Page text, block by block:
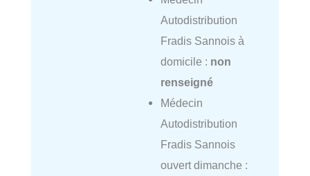
Autodistribution
Fradis Sannois à
domicile : non
renseigné
Médecin
Autodistribution
Fradis Sannois
ouvert dimanche :